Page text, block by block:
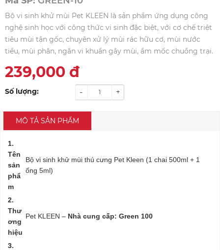
Bộ vi sinh khử mùi Pet KLEEN là sản phẩm ứng dụng công
nghệ sinh học với công thức vi sinh đặc biệt, với cơ chế triệt
tiêu mùi tận gốc, chuyên xử lý mùi rác hữu cơ, mùi nước
tiểu, mùi phân, ngăn vi khuẩn gây mùi, ẩm mốc chuồng trại.
239,000 đ
Số lượng: +
-
MÔ TẢ SẢN PHẨM
1.
Tên
sản
phẩ
m
Bộ vi sinh khử mùi thú cưng Pet Kleen (1 chai 500ml + 1
ống 5ml)
2.
Thư
ơng
hiệu
Pet KLEEN – Nhà cung cấp: Green 100
3.